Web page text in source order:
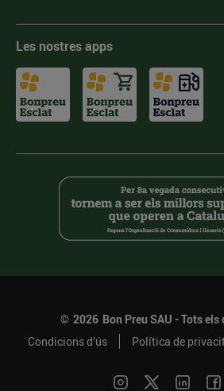
Les nostres apps
© 2026 Bon Preu SAU - Tots
Condicions d’ús
Política de